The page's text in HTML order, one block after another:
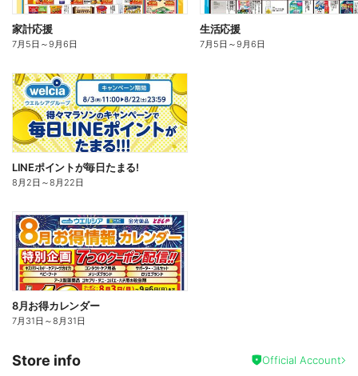
家計応援
7月5日 ～9月6日
生活応援
7月5日 ～9月6日
LINEポイントが毎日たまる!
8月2日 ～8月22日
8月お得カレンダー
7月31日 ～8月31日
Store info Official Account